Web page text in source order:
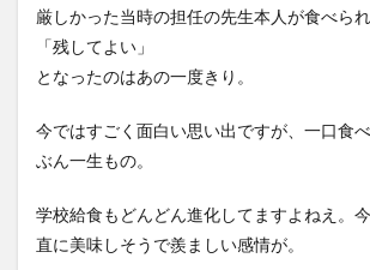
厳しかった当時の担任の先生本人が食べられ
「残してよい」
となったのはあの一度きり。
今ではすごく面白い思い出ですが、一口食
ぶん一生もの。
学校給食もどんどん進化してますよねえ。
直に美味しそうで羨ましい感情が。